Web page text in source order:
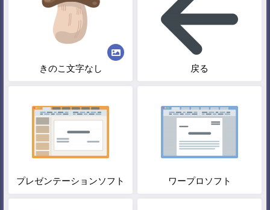
きのこ文字なし 戻る
プレゼンテーションソフト ワープロソフト